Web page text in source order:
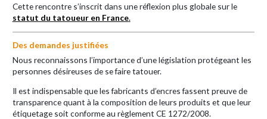
Cette rencontre s’inscrit dans une réflexion plus globale sur le
statut du tatoueur en France.
Des demandes justifiées
Nous reconnaissons l’importance d’une législation protégeant les
personnes désireuses de se faire tatouer.
Il est indispensable que les fabricants d’encres fassent preuve de
transparence quant à la composition de leurs produits et que leur
étiquetage soit conforme au règlement CE 1272/2008.